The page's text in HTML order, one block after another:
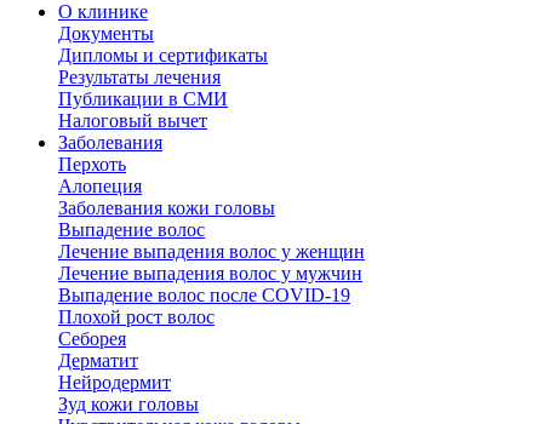
О клинике
Документы
Дипломы и сертификаты
Результаты лечения
Публикации в СМИ
Налоговый вычет
Заболевания
Перхоть
Алопеция
Заболевания кожи головы
Выпадение волос
Лечение выпадения волос у женщин
Лечение выпадения волос у мужчин
Выпадение волос после COVID-19
Плохой рост волос
Cеборея
Дерматит
Нейродермит
Зуд кожи головы